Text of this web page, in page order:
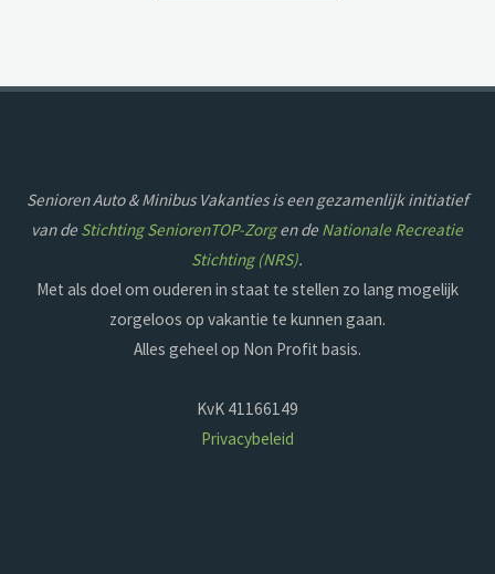
Senioren Auto & Minibus Vakanties is een gezamenlijk initiatief
van de Stichting SeniorenTOP-Zorgen de Nationale Recreatie
Stichting (NRS).
Met als doel om ouderen in staat te stellen zo lang mogelijk
zorgeloos op vakantie te kunnen gaan.
Alles geheel op Non Profit basis.
KvK 41166149
Privacybeleid